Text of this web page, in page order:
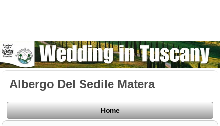
Albergo Del Sedile Matera
Home